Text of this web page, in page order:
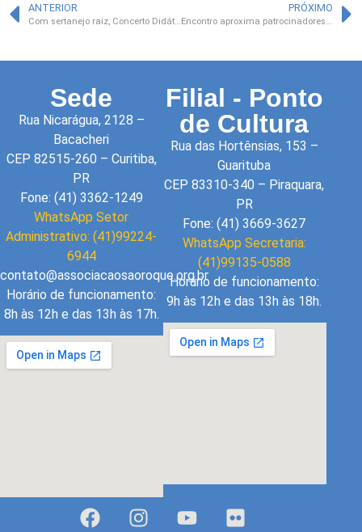
ANTERIOR
Com sertanejo raiz, Concerto Didático reuniu gerações e emocionou a plateia
PRÓXIMO
Encontro aproxima patrocinadores das ações promovidas pela São Roque
Sede
Rua Nicarágua, 2128 –
Bacacheri
CEP 82515-260 – Curitiba,
PR
Fone: (41) 3362-1249
WhatsApp Setor
Administrativo: (41)99224-
6944
contato@associacaosaoroque.org.br
Horário de funcionamento:
8h às 12h e das 13h às 17h.
Filial - Ponto
de Cultura
Rua das Hortênsias, 153 –
Guarituba
CEP 83310-340 – Piraquara,
PR
Fone: (41) 3669-3627
WhatsApp Secretaria:
(41)99135-0588
Horário de funcionamento:
9h às 12h e das 13h às 18h.